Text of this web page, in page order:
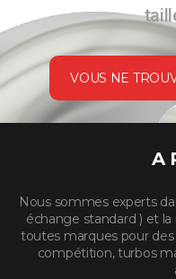
VOUS NE
A
Nous sommes experts
échange standard ) et
toutes marques pour des
compétition, turbos